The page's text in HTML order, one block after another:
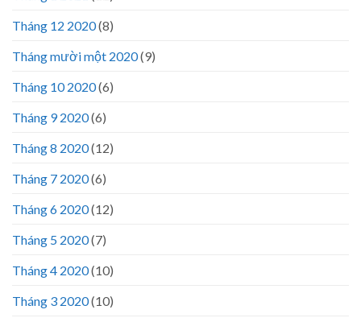
Tháng 12 2020(8)
Tháng mười một 2020(9)
Tháng 10 2020(6)
Tháng 9 2020(6)
Tháng 8 2020(12)
Tháng 7 2020(6)
Tháng 6 2020(12)
Tháng 5 2020(7)
Tháng 4 2020(10)
Tháng 3 2020(10)